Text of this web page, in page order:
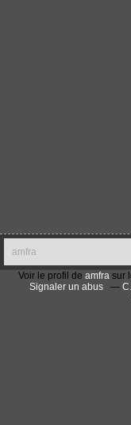
amfra
Voir le profil de amfra sur
Signaler un abus